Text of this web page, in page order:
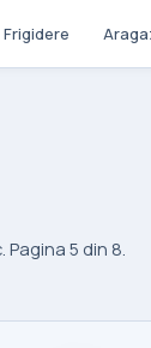
Frigidere
5 din 8.